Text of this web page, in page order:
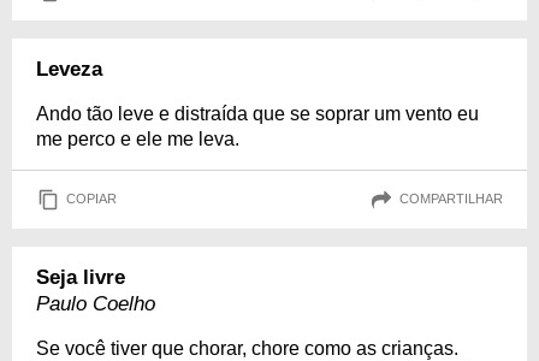
Leveza
Ando tão leve e distraída que se soprar um vento eu
me perco e ele me leva.
COPIAR COMPARTILHAR
Seja livre
Paulo Coelho
Se você tiver que chorar, chore como as crianças.